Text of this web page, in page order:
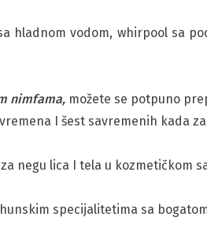
hladnom vodom, whirpool sa
nimfama, možete se potpuno
I šest savremenih kada
negu lica I tela u kozmetičkom
specijalitetima sa